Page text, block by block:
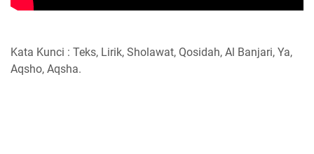
Kata Kunci : Teks, Lirik, Sholawat, Qosidah, Al Banjari, Ya,
Aqsho, Aqsha.